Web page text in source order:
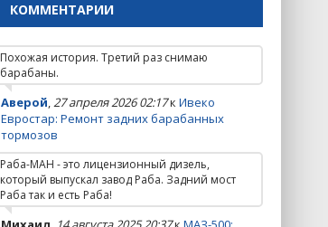
КОММЕНТАРИИ
Похожая история. Третий раз снимаю
барабаны.
Аверой,27 апреля 2026 02:17к Ивеко
Евростар: Ремонт задних барабанных
тормозов
Раба-МАН - это лицензионный дизель,
который выпускал завод Раба. Задний мост
Раба так и есть Раба!